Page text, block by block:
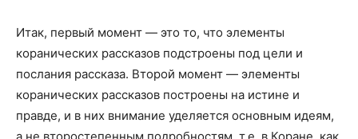
Итак, первый момент — это то, что элементы
коранических рассказов подстроены под цели и
послания рассказа. Второй момент — элементы
коранических рассказов построены на истине и
правде, и в них внимание уделяется основным идеям,